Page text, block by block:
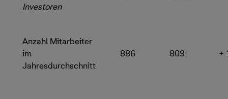
Investoren
Anzahl Mitarbeiter
im
Jahresdurchschnitt
886 809 +